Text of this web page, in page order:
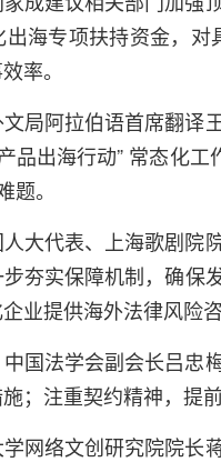
海专项扶持资金，
率。
局阿拉伯语首席翻译
品出海行动” 常态化
。
大代表、上海歌剧院
夯实保障机制，确
业提供海外法律风险
国法学会副会长吕忠
；注重契约精神，提
网络文创研究院院长